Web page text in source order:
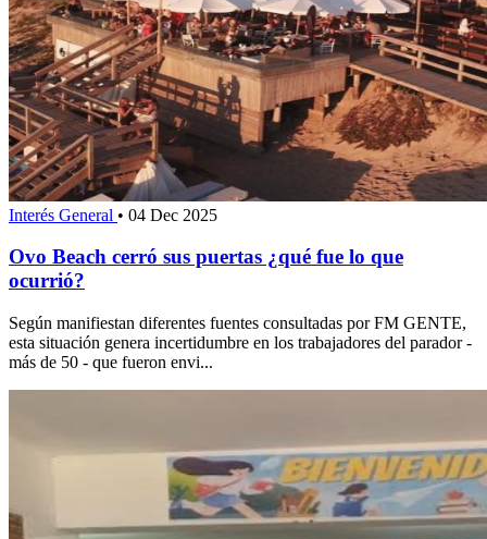
Interés General • 04 Dec 2025
Ovo Beach cerró sus puertas ¿qué fue lo que
ocurrió?
Según manifiestan diferentes fuentes consultadas por FM GENTE,
esta situación genera incertidumbre en los trabajadores del parador -
más de 50 - que fueron envi...